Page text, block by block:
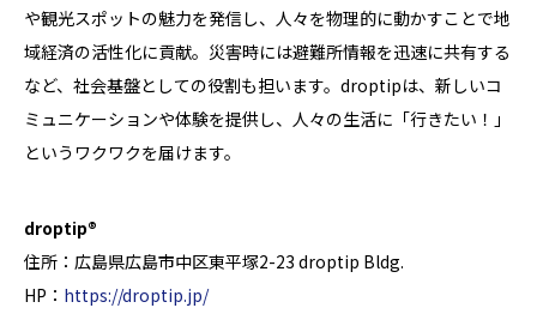
や観光スポットの魅力を発信し、人々を物理的に動かすことで地
域経済の活性化に貢献。災害時には避難所情報を迅速に共有する
など、社会基盤としての役割も担います。droptipは、新しいコ
ミュニケーションや体験を提供し、人々の生活に「行きたい！」
というワクワクを届けます。
droptip®
住所：広島県広島市中区東平塚2-23 droptip Bldg.
HP： https://droptip.jp/